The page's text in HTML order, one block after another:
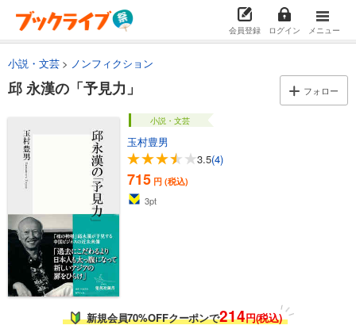
会員登録 ログイン メニュー
小説・文芸 ノンフィクション
邱 永漢の「予見力」 フォロー
小説・文芸
玉村豊男
3.5(4)
715 円 (税込)
3pt
新規会員70%OFFクーポンで214円(税込)